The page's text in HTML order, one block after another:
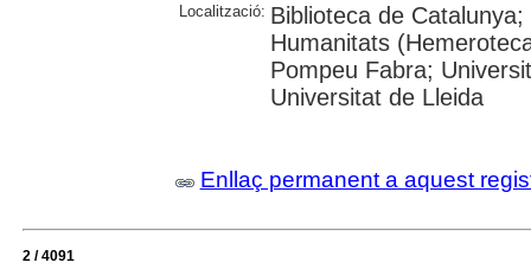
Localització: Biblioteca de
Humanitats
Pompeu Fabra;
Universitat de Lleida
Enllaç permanent a aquest
2 / 4091